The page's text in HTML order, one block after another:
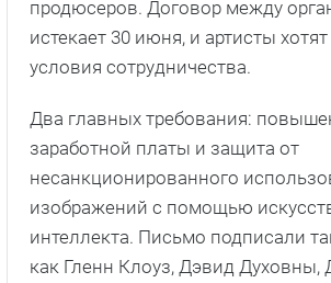
продюсеров. Договор между
истекает 30 июня, и артисты
условия сотрудничества.
Два главных требования:
заработной платы и защита от
несанкционированного
изображений с помощью
интеллекта. Письмо подписали
как Гленн Клоуз, Дэвид